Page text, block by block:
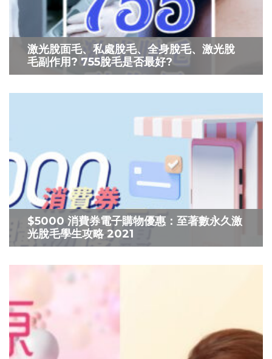
激光脫面毛、私處脫毛、全身脫毛、激光脫
毛副作用? 755脫毛是否最好?
$5000 消費券電子購物優惠：至著數永久激
光脫毛學生攻略 2021